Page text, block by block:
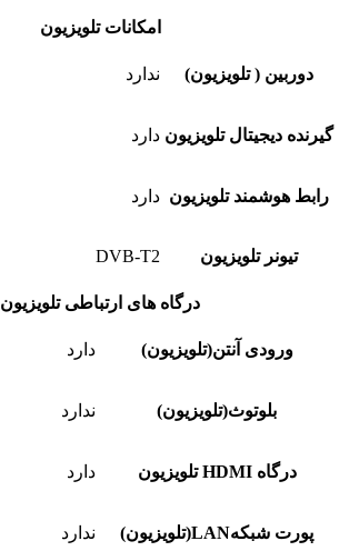
امکانات تلویزیون
دوربین ( تلویزیون) ندارد
گیرنده دیجیتال تلویزیون دارد
رابط هوشمند تلویزیون دارد
تیونر تلویزیون DVB-T2
درگاه های ارتباطی تلویزیون
ورودی آنتن(تلویزیون) دارد
بلوتوث(تلویزیون) ندارد
درگاه HDMI تلویزیون دارد
پورت شبکهLAN(تلویزیون) ندارد